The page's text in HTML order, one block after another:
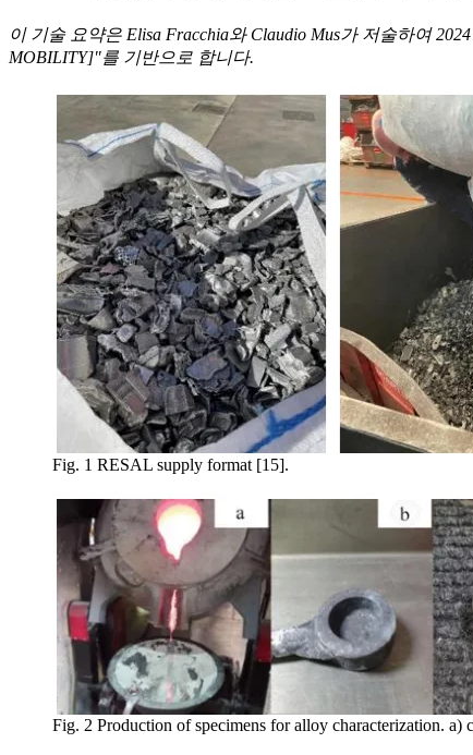
이 기술 요약은 Elisa Fracchia와 Claudio Mus가 저술하여
MOBILITY]"를 기반으로 합니다.
Fig. 1 RESAL supply format [15].
Fig. 2 Production of specimens for alloy characterization. a)